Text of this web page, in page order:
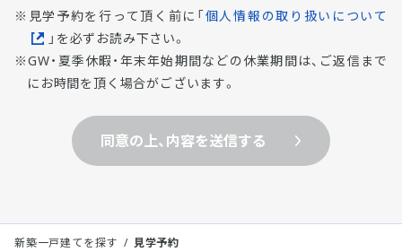
見学予約を行って頂く前に「個人情報の取り扱いについて
」を必ずお読み下さい。
GW・夏季休暇・年末年始期間などの休業期間は、ご返信まで
にお時間を頂く場合がございます。
同意の上、内容を送信する
新築一戸建てを探す 見学予約